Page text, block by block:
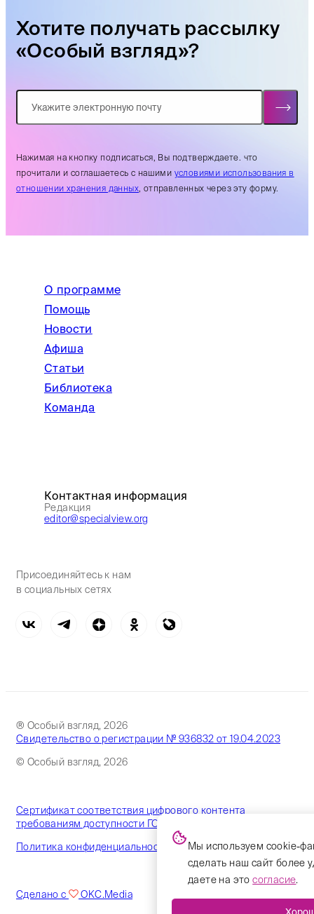
Хотите получать рассылку
«Особый взгляд»?
Нажимая на кнопку подписаться, Вы подтверждаете. что
прочитали и соглашаетесь с нашими условиями использования в
отношении хранения данных, отправленных через эту форму.
О программе
Помощь
Новости
Афиша
Статьи
Библиотека
Команда
Контактная информация
Редакция
editor@specialview.org
Присоединяйтесь к нам
в социальных сетях
® Особый взгляд, 2026
Свидетельство о регистрации № 936832 от 19.04.2023
© Особый взгляд, 2026
Сертификат соответствия цифрового контента
требованиям доступности ГОСТ
Политика конфиденциальности
Сделано с OKC.Media
Мы используем cookie-
сделать наш сайт более
даете на этосогласие.